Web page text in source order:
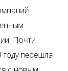
Почти
году перешла